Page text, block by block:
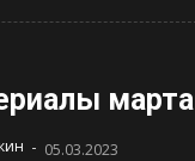
марта
- 05.03.2023